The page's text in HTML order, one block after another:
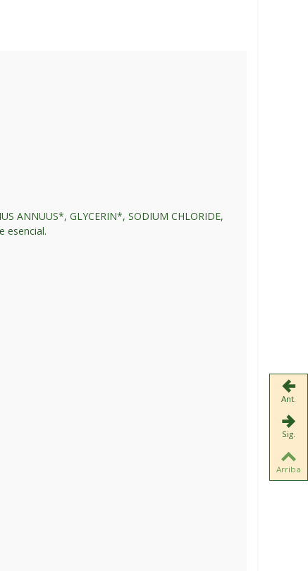
ANNUUS*, GLYCERIN*, SODIUM CHLORIDE,
esencial.
Ant.
Sig.
Arriba